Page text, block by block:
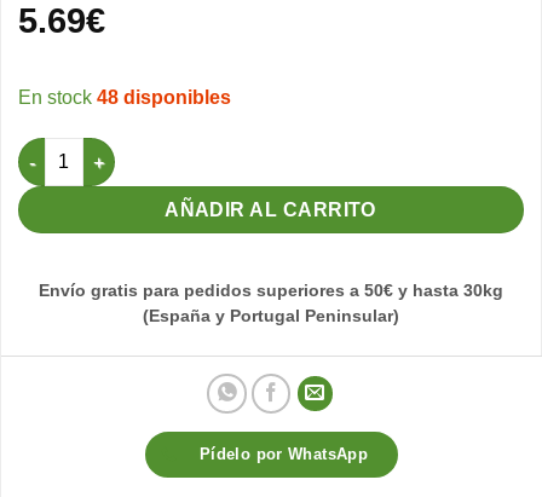
5.69€
48 disponibles
Jeringuilla plástico Especial Aguja 2,5ml cantidad
AÑADIR AL CARRITO
Envío gratis para pedidos superiores a 50€ y hasta 30kg
(España y Portugal Peninsular)
Pídelo por WhatsApp